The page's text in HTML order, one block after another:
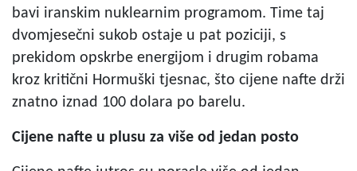
bavi iranskim nuklearnim programom. Time taj
dvomjesečni sukob ostaje u pat poziciji, s
prekidom opskrbe energijom i drugim robama
kroz kritični Hormuški tjesnac, što cijene nafte drži
znatno iznad 100 dolara po barelu.
Cijene nafte u plusu za više od jedan posto